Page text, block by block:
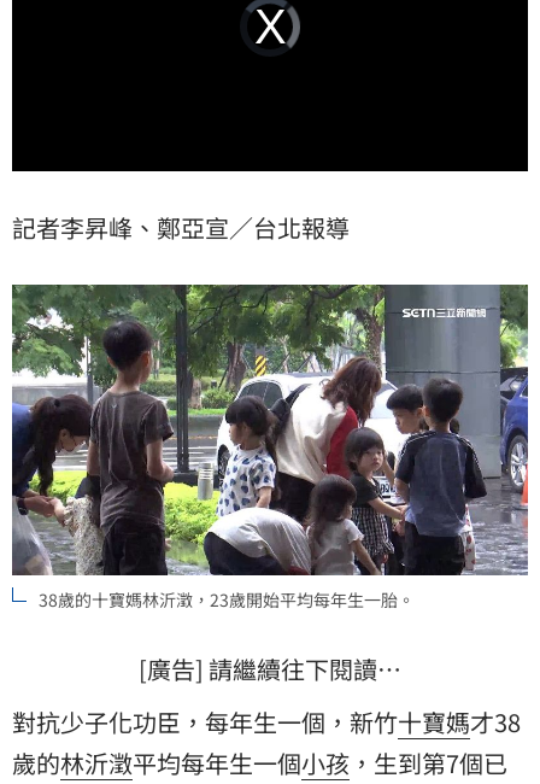
Video
Player
loading.
記者李昇峰、鄭亞宣／台北報導
38歲的十寶媽林沂澂，23歲開始平均每年生一胎。
[廣告] 請繼續往下閱讀…
對抗少子化功臣，每年生一個，新竹十寶媽才38
歲的林沂澂平均每年生一個小孩 ，生到第7個已